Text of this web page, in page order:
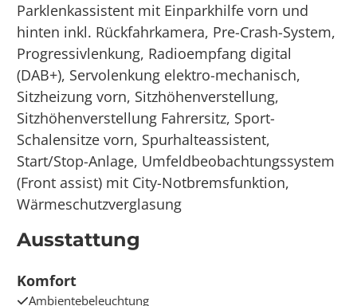
Parklenkassistent mit Einparkhilfe vorn und
hinten inkl. Rückfahrkamera, Pre-Crash-System,
Progressivlenkung, Radioempfang digital
(DAB+), Servolenkung elektro-mechanisch,
Sitzheizung vorn, Sitzhöhenverstellung,
Sitzhöhenverstellung Fahrersitz, Sport-
Schalensitze vorn, Spurhalteassistent,
Start/Stop-Anlage, Umfeldbeobachtungssystem
(Front assist) mit City-Notbremsfunktion,
Wärmeschutzverglasung
Ausstattung
Komfort
Ambientebeleuchtung